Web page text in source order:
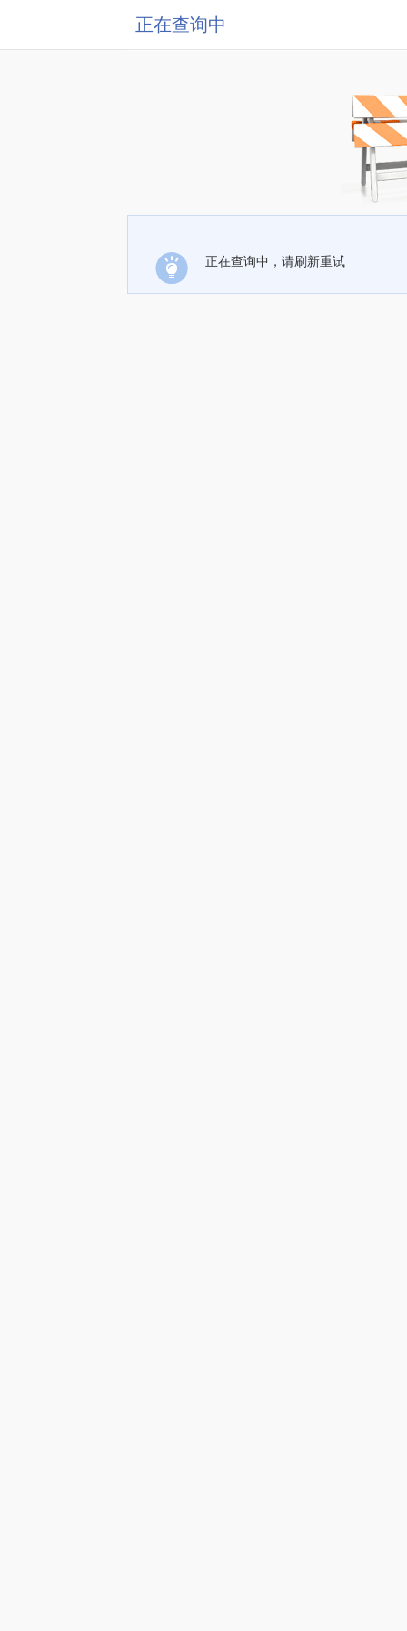
正在查询中
正在查询中，请刷新重试